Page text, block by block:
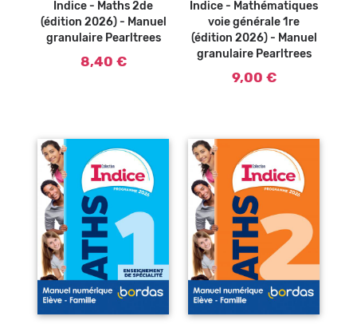
Indice - Maths 2de
(édition 2026) - Manuel
granulaire Pearltrees
8,40 €
Indice - Mathématiques
voie générale 1re
(édition 2026) - Manuel
granulaire Pearltrees
9,00 €